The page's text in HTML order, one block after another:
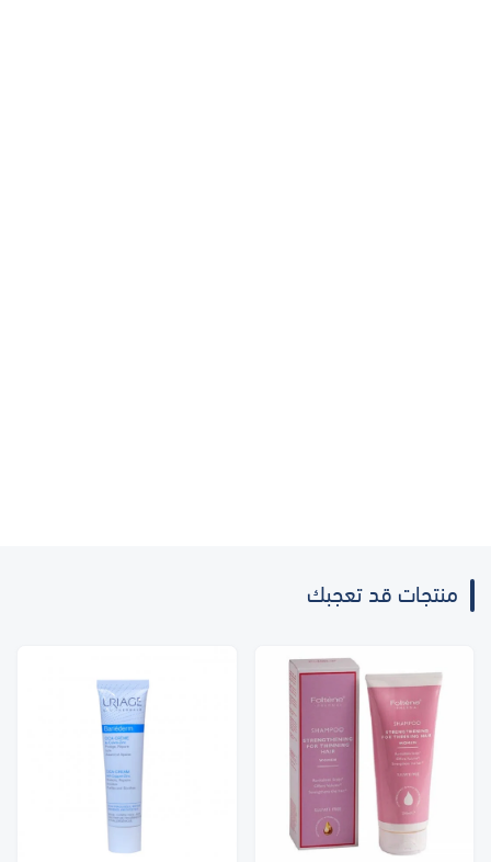
منتجات قد تعجبك